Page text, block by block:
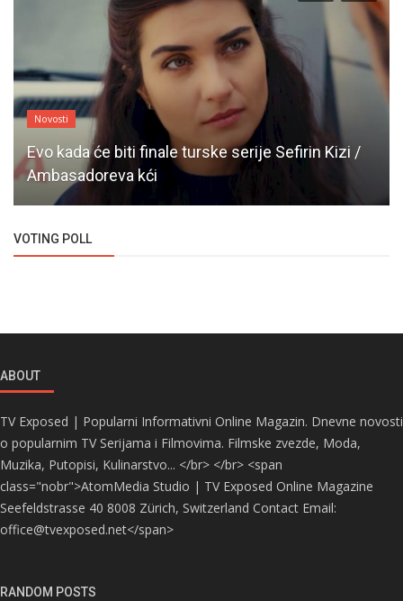
Novosti
Evo kada će biti finale turske serije Sefirin Kizi /
Ambasadoreva kći
VOTING POLL
ABOUT
TV Exposed | Popularni Informativni Online Magazin. Dnevne novosti
o popularnim TV Serijama i Filmovima. Filmske zvezde, Moda,
Muzika, Putopisi, Kulinarstvo... </br> </br> <span
class="nobr">AtomMedia Studio | TV Exposed Online Magazine
Seefeldstrasse 40 8008 Zürich, Switzerland Contact Email:
office@tvexposed.net</span>
RANDOM POSTS